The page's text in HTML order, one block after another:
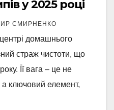
у 2025 році
СМИРНЕНКО
домашнього
страж чистоти, що
Її вага – це не
а ключовий елемент,